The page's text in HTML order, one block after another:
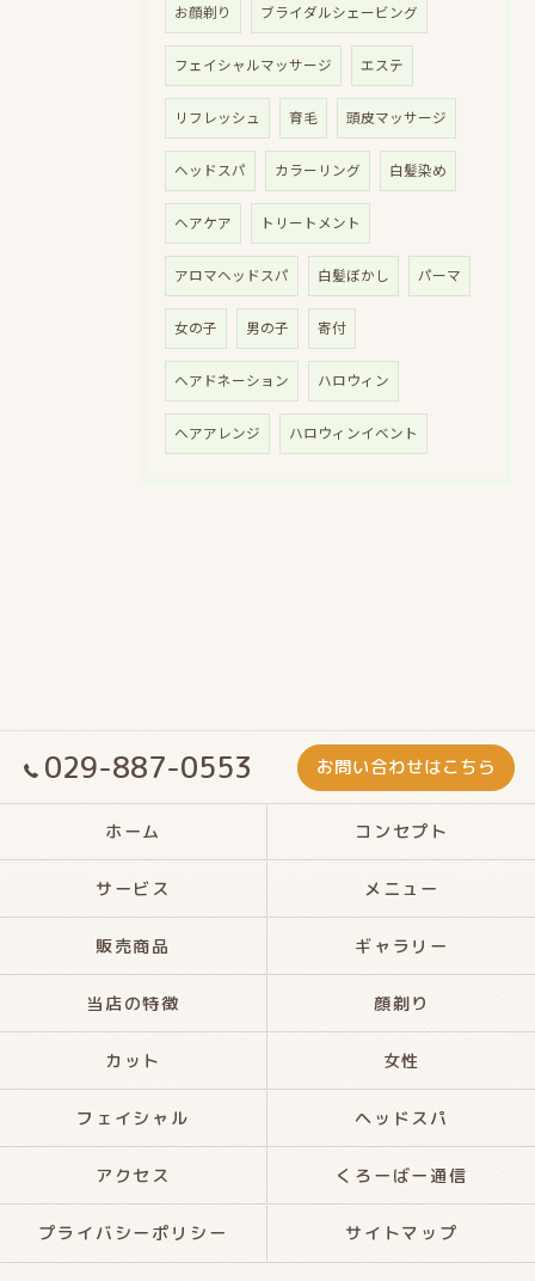
お顔剃り ブライダルシェービング
フェイシャルマッサージ エステ
リフレッシュ 育毛 頭皮マッサージ
ヘッドスパ カラーリング 白髪染め
ヘアケア トリートメント
アロマヘッドスパ 白髪ぼかし パーマ
女の子 男の子 寄付
ヘアドネーション ハロウィン
ヘアアレンジ ハロウィンイベント
029-887-0553 お問い合わせはこちら
ホーム コンセプト
サービス メニュー
販売商品 ギャラリー
当店の特徴 顔剃り
カット 女性
フェイシャル ヘッドスパ
アクセス くろーばー通信
プライバシーポリシー サイトマップ